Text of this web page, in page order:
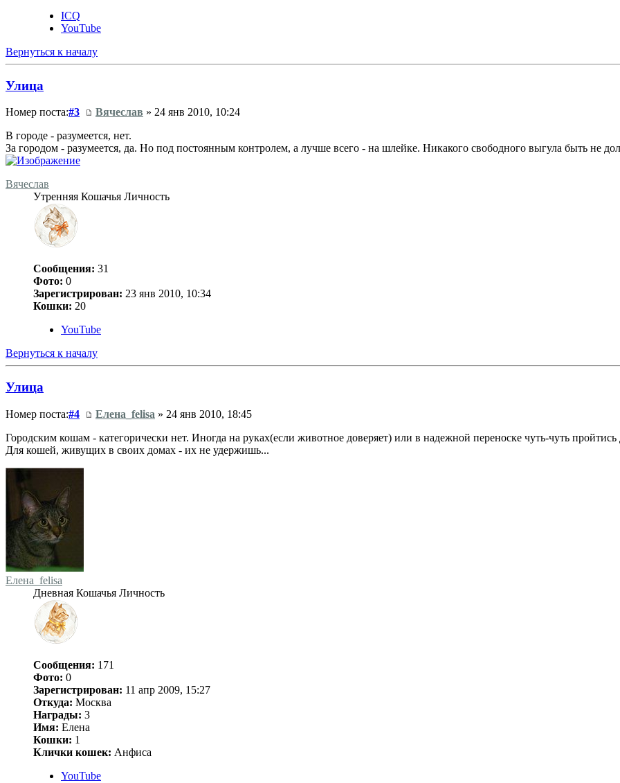
ICQ
YouTube
Вернуться к началу
Улица
Номер поста:#3 Вячеслав » 24 янв 2010, 10:24
В городе - разумеется, нет.
За городом - разумеется, да. Но под постоянным контролем, а лучше всего - на шлейке. Никакого свободного выгула быть не
Вячеслав
Утренняя Кошачья Личность
Сообщения: 31
Фото: 0
Зарегистрирован: 23 янв 2010, 10:34
Кошки: 20
YouTube
Вернуться к началу
Улица
Номер поста:#4 Елена_felisa » 24 янв 2010, 18:45
Городским кошам - категорически нет. Иногда на руках(если животное доверяет) или в надежной переноске чуть-чуть пройтись
Для кошей, живущих в своих домах - их не удержишь...
Елена_felisa
Дневная Кошачья Личность
Сообщения: 171
Фото: 0
Зарегистрирован: 11 апр 2009, 15:27
Откуда: Москва
Награды: 3
Имя: Елена
Кошки: 1
Клички кошек: Анфиса
YouTube